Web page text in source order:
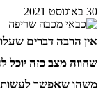
30 באוגוסט 2021
אין הרבה דברים
שחווה מצב כזה יוכל
משהו שאפשר לעשות